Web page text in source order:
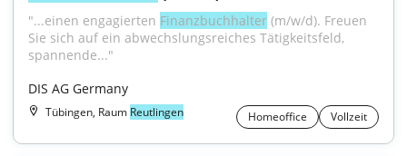
"...einen engagierten Finanzbuchhalter (m/w/d). Freuen
Sie sich auf ein abwechslungsreiches Tätigkeitsfeld,
spannende..."
DIS AG Germany
Tübingen, Raum Reutlingen Homeoffice Vollzeit